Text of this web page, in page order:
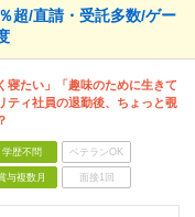
超/直請・受託多数/ゲー
寝たい」「趣味のために生きて
ティ社員の退勤後、ちょっと覗
学歴不問 ベテランOK
与複数月 面接1回